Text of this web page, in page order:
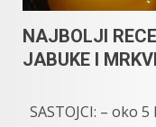
NAJBOLJI
JABUKE I
SASTOJCI: – oko